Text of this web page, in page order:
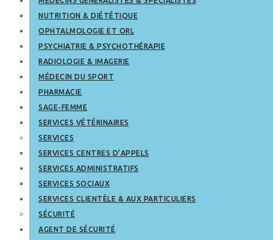
NUTRITION & DIÉTÉTIQUE
OPHTALMOLOGIE ET ORL
PSYCHIATRIE & PSYCHOTHÉRAPIE
RADIOLOGIE & IMAGERIE
MÉDECIN DU SPORT
PHARMACIE
SAGE-FEMME
SERVICES VÉTÉRINAIRES
SERVICES
SERVICES CENTRES D’APPELS
SERVICES ADMINISTRATIFS
SERVICES SOCIAUX
SERVICES CLIENTÈLE & AUX PARTICULIERS
SÉCURITÉ
AGENT DE SÉCURITÉ